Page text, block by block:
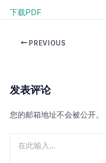
下载PDF
PREVIOUS
发表评论
您的邮箱地址不会被公开。